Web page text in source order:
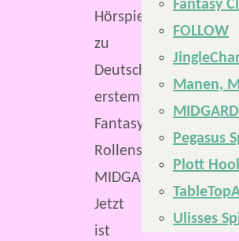
Hörspiels
zu
Deutschlands
erstem
Fantasy-
Rollenspiel,
MIDGARD.
Jetzt
ist
Fantasy
FOLLOW
Manen,
Pegasus
Plott
Ulisses